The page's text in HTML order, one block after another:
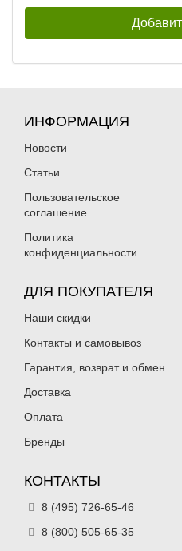
ИНФОРМАЦИЯ
Новости
Статьи
Пользовательское
соглашение
Политика
конфиденциальности
ДЛЯ ПОКУПАТЕЛЯ
Наши скидки
Контакты и самовывоз
Гарантия, возврат и обмен
Доставка
Оплата
Бренды
КОНТАКТЫ
8 (495) 726-65-46
8 (800) 505-65-35